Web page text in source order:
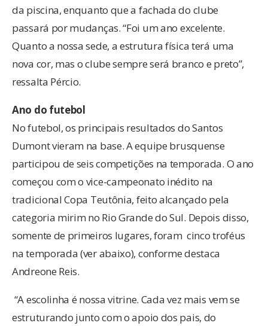
da piscina, enquanto que a fachada do clube
passará por mudanças. “Foi um ano excelente.
Quanto a nossa sede, a estrutura física terá uma
nova cor, mas o clube sempre será branco e preto”,
ressalta Pércio.
Ano do futebol
No futebol, os principais resultados do Santos
Dumont vieram na base. A equipe brusquense
participou de seis competições na temporada. O ano
começou com o vice-campeonato inédito na
tradicional Copa Teutônia, feito alcançado pela
categoria mirim no Rio Grande do Sul. Depois disso,
somente de primeiros lugares, foram cinco troféus
na temporada (ver abaixo), conforme destaca
Andreone Reis.
“A escolinha é nossa vitrine. Cada vez mais vem se
estruturando junto com o apoio dos pais, do